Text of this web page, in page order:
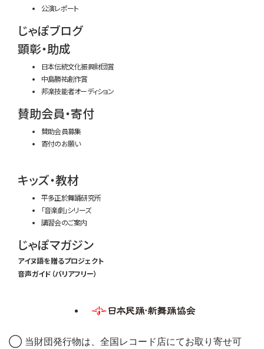
公演レポート
じゃぽブログ
顕彰・助成
日本伝統文化振興財団賞
中島勝祐創作賞
邦楽技能者オーディション
賛助会員・寄付
賛助会員募集
寄付のお願い
キッズ・教材
平多正於舞踊研究所
「音楽劇」シリーズ
講習会のご案内
じゃぽマガジン
アイヌ語を贈るプロジェクト
音声ガイド（バリアフリー）
◯ 当財団発行物は、全国レコード店にてお取り寄せ可